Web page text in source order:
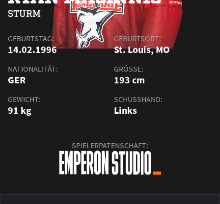
STURM
GEBURTSTAG:
14.02.1996
GEBURTSORT:
St. Louis, MO
NATIONALITÄT:
GER
GRÖSSE:
193 cm
GEWICHT:
91 kg
SCHUSSHAND:
Links
SPIELERPATENSCHAFT: